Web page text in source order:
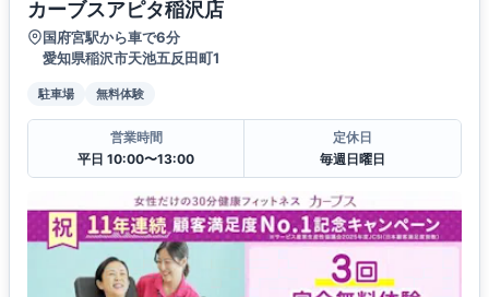
カーブスアピタ稲沢店
国府宮駅から車で6分
愛知県稲沢市天池五反田町1
駐車場 無料体験
営業時間
平日 10:00〜13:00
定休日
毎週日曜日